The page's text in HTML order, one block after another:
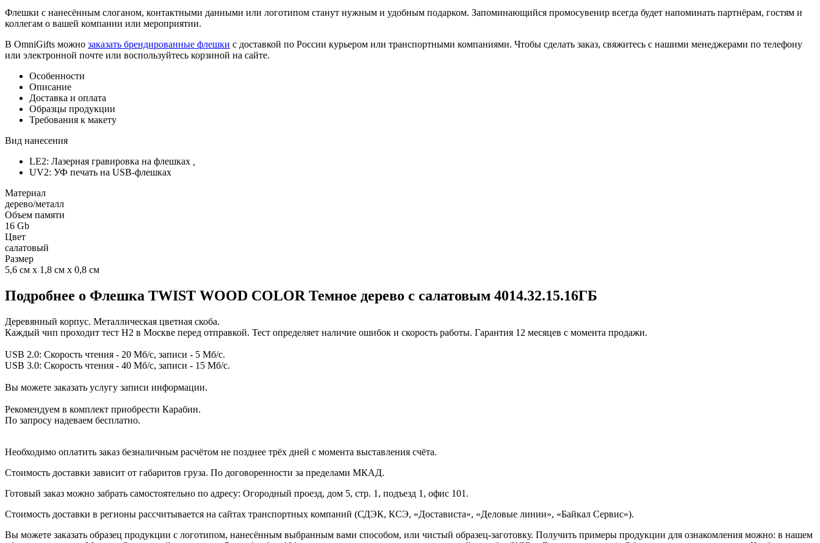
Флешки с нанесённым слоганом, контактными данными или логотипом станут нужным и удобным подарком. Запоминающийся промосувенир всегда будет напоминать партнёрам, гостям и
коллегам о вашей компании или мероприятии.
В OmniGifts можно заказать брендированные флешки с доставкой по России курьером или транспортными компаниями. Чтобы сделать заказ, свяжитесь с нашими менеджерами по телефону
или электронной почте или воспользуйтесь корзиной на сайте.
Особенности
Описание
Доставка и оплата
Образцы продукции
Требования к макету
Вид нанесения
LE2: Лазерная гравировка на флешках
UV2: УФ печать на USB-флешках
Материал
дерево/металл
Объем памяти
16 Gb
Цвет
салатовый
Размер
5,6 см х 1,8 см х 0,8 см
Подробнее о Флешка TWIST WOOD COLOR Темное дерево с салатовым 4014.32.15.16ГБ
Деревянный корпус. Металлическая цветная скоба.
Каждый чип проходит тест H2 в Москве перед отправкой. Тест определяет наличие ошибок и скорость работы. Гарантия 12 месяцев с момента продажи.
USB 2.0: Скорость чтения - 20 Мб/с, записи - 5 Мб/с.
USB 3.0: Скорость чтения - 40 Мб/с, записи - 15 Мб/с.
Вы можете заказать услугу записи информации.
Рекомендуем в комплект приобрести Карабин.
По запросу надеваем бесплатно.
Необходимо оплатить заказ безналичным расчётом не позднее трёх дней с момента выставления счёта.
Стоимость доставки зависит от габаритов груза. По договоренности за пределами МКАД.
Готовый заказ можно забрать самостоятельно по адресу: Огородный проезд, дом 5, стр. 1, подъезд 1, офис 101.
Стоимость доставки в регионы рассчитывается на сайтах транспортных компаний (СДЭК, КСЭ, «Достависта», «Деловые линии», «Байкал Сервис»).
Вы можете заказать образец продукции с логотипом, нанесённым выбранным вами способом, или чистый образец-заготовку. Получить примеры продукции для ознакомления можно: в нашем